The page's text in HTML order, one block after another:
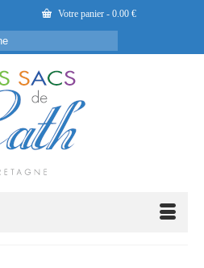
Votre panier - 0.00 €